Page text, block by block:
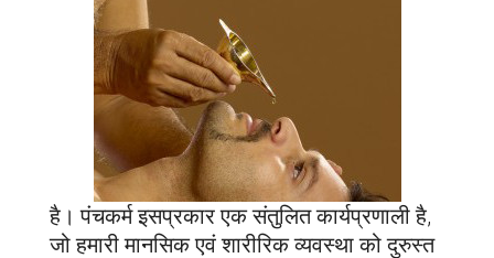
है। पंचकर्म इसप्रकार एक संतुलित कार्यप्रणाली है,
जो हमारी मानसिक एवं शारीरिक व्यवस्था को दुरुस्त